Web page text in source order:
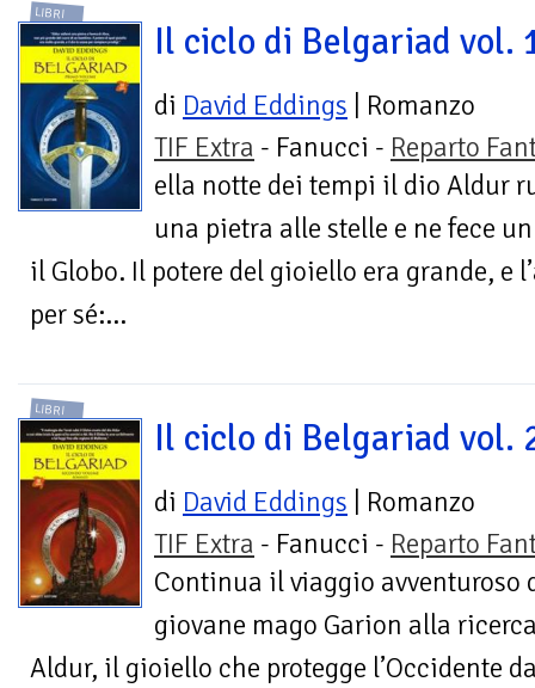
LIBRI
Il ciclo di Belgariad vol.
di David Eddings | Romanzo
TIF Extra - Fanucci - Reparto
ella notte dei tempi il dio Aldur
una pietra alle stelle e ne fece
il Globo. Il potere del gioiello era grande, e
per sé:...
LIBRI
Il ciclo di Belgariad vol.
di David Eddings | Romanzo
TIF Extra - Fanucci - Reparto
Continua il viaggio avventuroso
giovane mago Garion alla
Aldur, il gioiello che protegge l’Occidente